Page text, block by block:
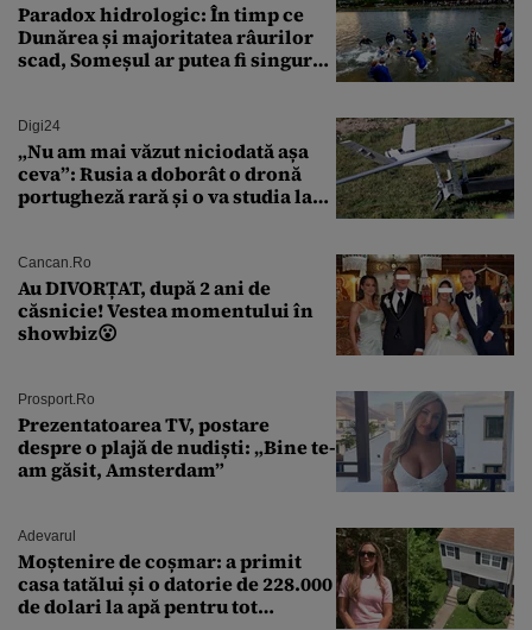
Paradox hidrologic: În timp ce
Dunărea și majoritatea râurilor
scad, Someșul ar putea fi singurul
Digi24
„Nu am mai văzut niciodată așa
ceva”: Rusia a doborât o dronă
portugheză rară și o va studia la
Cancan.ro
Au DIVORȚAT, după 2 ani de
căsnicie! Vestea momentului în
showbiz😮
Prosport.ro
Prezentatoarea TV, postare
despre o plajă de nudiști: „Bine te-
am găsit, Amsterdam”
Adevarul
Moștenire de coșmar: a primit
casa tatălui și o datorie de 228.000
de dolari la apă pentru tot